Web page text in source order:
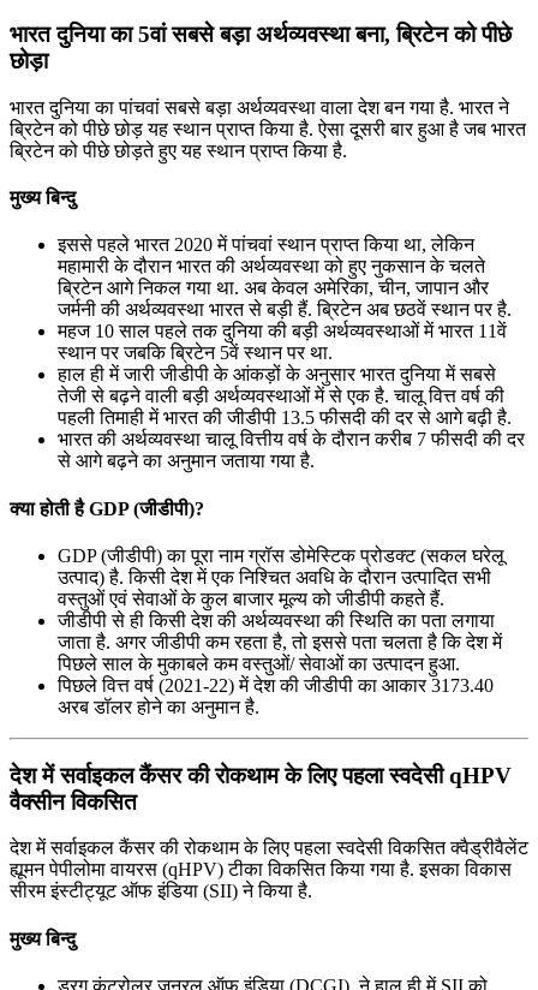
भारत दुनिया का 5वां सबसे बड़ा अर्थव्यवस्था बना, ब्रिटेन को पीछे
छोड़ा
भारत दुनिया का पांचवां सबसे बड़ा अर्थव्यवस्था वाला देश बन गया है. भारत ने
ब्रिटेन को पीछे छोड़ यह स्थान प्राप्त किया है. ऐसा दूसरी बार हुआ है जब भारत
ब्रिटेन को पीछे छोड़ते हुए यह स्थान प्राप्त किया है.
मुख्य बिन्दु
इससे पहले भारत 2020 में पांचवां स्थान प्राप्त किया था, लेकिन
महामारी के दौरान भारत की अर्थव्यवस्था को हुए नुकसान के चलते
ब्रिटेन आगे निकल गया था. अब केवल अमेरिका, चीन, जापान और
जर्मनी की अर्थव्यवस्था भारत से बड़ी हैं. ब्रिटेन अब छठवें स्थान पर है.
महज 10 साल पहले तक दुनिया की बड़ी अर्थव्यवस्थाओं में भारत 11वें
स्थान पर जबकि ब्रिटेन 5वें स्थान पर था.
हाल ही में जारी जीडीपी के आंकड़ों के अनुसार भारत दुनिया में सबसे
तेजी से बढ़ने वाली बड़ी अर्थव्यवस्थाओं में से एक है. चालू वित्त वर्ष की
पहली तिमाही में भारत की जीडीपी 13.5 फीसदी की दर से आगे बढ़ी है.
भारत की अर्थव्यवस्था चालू वित्तीय वर्ष के दौरान करीब 7 फीसदी की दर
से आगे बढ़ने का अनुमान जताया गया है.
क्या होती है GDP (जीडीपी)?
GDP (जीडीपी) का पूरा नाम ग्रॉस डोमेस्टिक प्रोडक्ट (सकल घरेलू
उत्पाद) है. किसी देश में एक निश्चित अवधि के दौरान उत्पादित सभी
वस्तुओं एवं सेवाओं के कुल बाजार मूल्य को जीडीपी कहते हैं.
जीडीपी से ही किसी देश की अर्थव्यवस्था की स्थिति का पता लगाया
जाता है. अगर जीडीपी कम रहता है, तो इससे पता चलता है कि देश में
पिछले साल के मुकाबले कम वस्तुओं/ सेवाओं का उत्पादन हुआ.
पिछले वित्त वर्ष (2021-22) में देश की जीडीपी का आकार 3173.40
अरब डॉलर होने का अनुमान है.
देश में सर्वाइकल कैंसर की रोकथाम के लिए पहला स्वदेसी qHPV
वैक्सीन विकसित
देश में सर्वाइकल कैंसर की रोकथाम के लिए पहला स्वदेसी विकसित क्वैड्रीवैलेंट
ह्यूमन पेपीलोमा वायरस (qHPV) टीका विकसित किया गया है. इसका विकास
सीरम इंस्टीट्यूट ऑफ इंडिया (SII) ने किया है.
मुख्य बिन्दु
ड्रग कंट्रोलर जनरल ऑफ इंडिया (DCGI) ने हाल ही में SII को